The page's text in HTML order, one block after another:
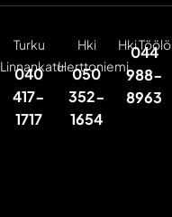
Turku
Linnankatu
040
417-
1717
Hki
Herttoniemi
050
352-
1654
Hki Töölö
044
988-
8963